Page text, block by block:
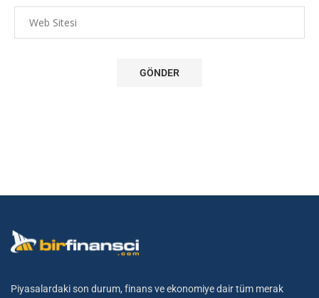
Piyasalardaki son durum, finans ve ekonomiye dair tüm merak